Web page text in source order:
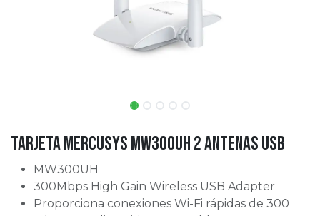
Tarjeta Mercusys MW300UH 2 Antenas USB
MW300UH
300Mbps High Gain Wireless USB Adapter
Proporciona conexiones Wi-Fi rápidas de 300